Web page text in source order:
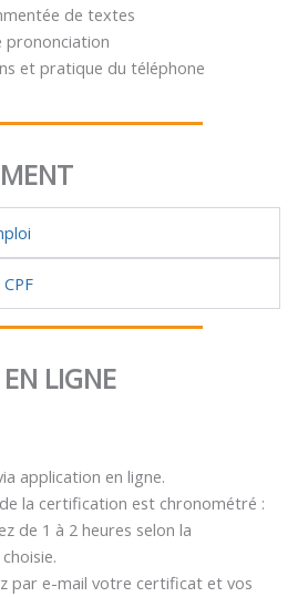
de textes
prononciation
et pratique du téléphone
LIGNE
application en ligne.
la certification est chronométré :
de 1 à 2 heures selon la
par e-mail votre certificat et vos